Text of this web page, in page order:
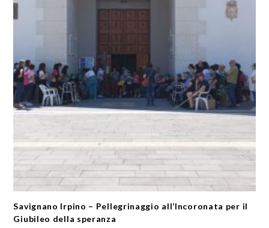
Savignano Irpino – Pellegrinaggio all’Incoronata per il
Giubileo della speranza